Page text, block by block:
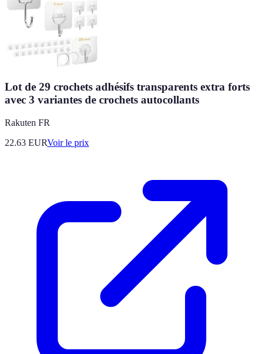
Lot de 29 crochets adhésifs transparents extra forts
avec 3 variantes de crochets autocollants
Rakuten FR
22.63 EURVoir le prix